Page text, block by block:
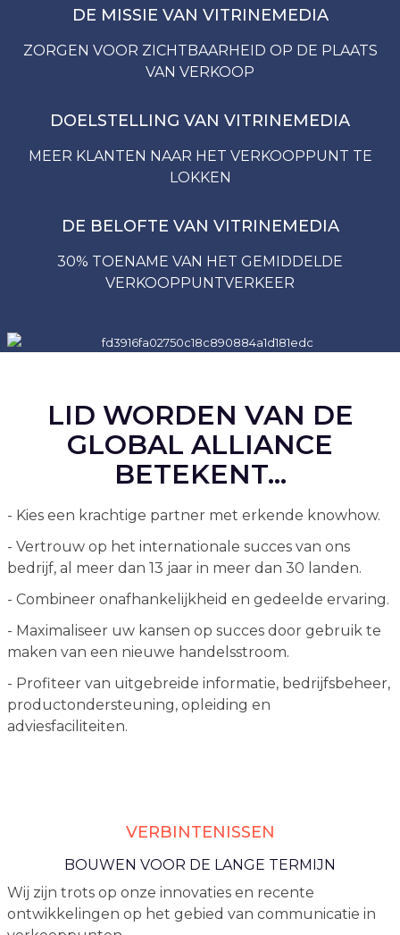
DE MISSIE VAN VITRINEMEDIA
ZORGEN VOOR ZICHTBAARHEID OP DE PLAATS
VAN VERKOOP
DOELSTELLING VAN VITRINEMEDIA
MEER KLANTEN NAAR HET VERKOOPPUNT TE
LOKKEN
DE BELOFTE VAN VITRINEMEDIA
30% TOENAME VAN HET GEMIDDELDE
VERKOOPPUNTVERKEER
LID WORDEN VAN DE
GLOBAL ALLIANCE
BETEKENT...
- Kies een krachtige partner met erkende knowhow.
- Vertrouw op het internationale succes van ons
bedrijf, al meer dan 13 jaar in meer dan 30 landen.
- Combineer onafhankelijkheid en gedeelde ervaring.
- Maximaliseer uw kansen op succes door gebruik te
maken van een nieuwe handelsstroom.
- Profiteer van uitgebreide informatie, bedrijfsbeheer,
productondersteuning, opleiding en
adviesfaciliteiten.
VERBINTENISSEN
BOUWEN VOOR DE LANGE TERMIJN
Wij zijn trots op onze innovaties en recente
ontwikkelingen op het gebied van communicatie in